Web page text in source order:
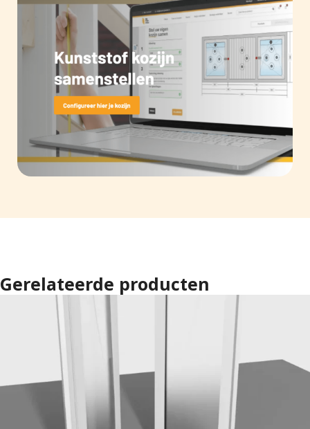
Gerelateerde producten